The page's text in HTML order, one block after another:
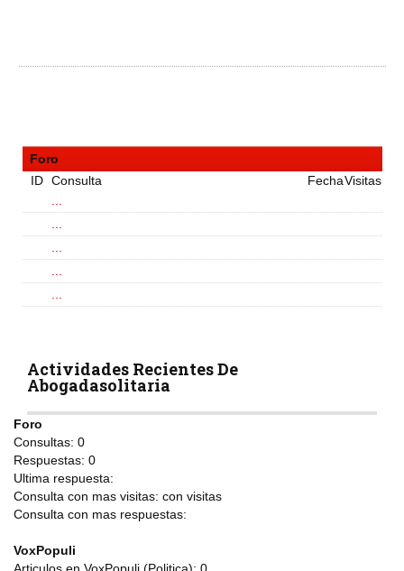
Foro
ID Consulta FechaVisitas
Actividades Recientes De
Abogadasolitaria
Foro
Consultas: 0
Respuestas: 0
Ultima respuesta:
Consulta con mas visitas: con visitas
Consulta con mas respuestas:
VoxPopuli